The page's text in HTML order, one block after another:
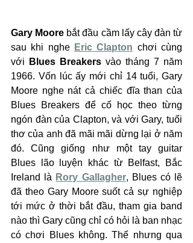
Gary Moore bắt đầu cầm lấy cây đàn từ
sau khi nghe Eric Clapton chơi cùng
với
Blues Breakers vào tháng 7 năm
1966. Vốn lúc ấy mới chỉ 14 tuổi, Gary
Moore nghe nát cả chiếc đĩa than của
Blues Breakers để cố học theo từng
ngón đàn của Clapton, và với Gary, tuổi
thơ của anh đã mãi mãi dừng lại ở năm
đó. Cũng giống như một tay guitar
Blues lão luyện khác từ Belfast, Bắc
Ireland là Rory Gallagher, Blues có lẽ
đã theo Gary Moore suốt cả sự nghiệp
tới mức ở thời bắt đầu, tham gia band
nào thì Gary cũng chỉ có hỏi là ban nhạc
có chơi Blues không. Thế nhưng qua